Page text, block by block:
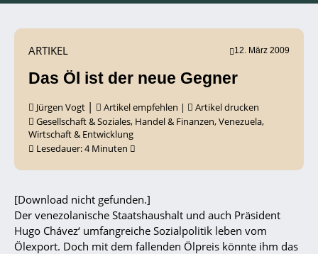
ARTIKEL 12. März 2009
Das Öl ist der neue Gegner
Jürgen Vogt | Artikel empfehlen |
Artikel drucken
Gesellschaft & Soziales, Handel & Finanzen,Venezuela,
Wirtschaft & Entwicklung
Lesedauer:4 Minuten
[Download nicht gefunden.]
Der venezolanische Staatshaushalt und auch Präsident
Hugo Chávez‘ umfangreiche Sozialpolitik leben vom
Ölexport. Doch mit dem fallenden Ölpreis könnte ihm das